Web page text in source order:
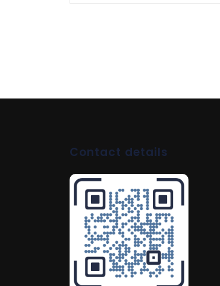
Contact details